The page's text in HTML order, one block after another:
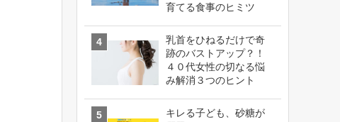
育てる食事のヒミツ
乳首をひねるだけで奇
跡のバストアップ？！
４０代女性の切なる悩
み解消３つのヒント
キレる子ども、砂糖が